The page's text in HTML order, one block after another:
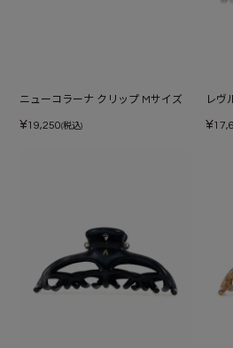
ニューコラーナ クリップ Mサイズ
¥19,250(税込)
レヴ
¥